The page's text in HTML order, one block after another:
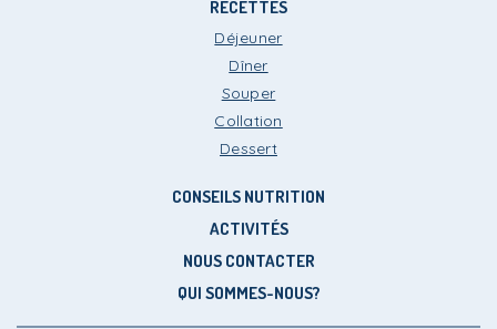
Le
Le
RECETTES
Déjeuner
Dîner
Souper
Collation
Dessert
CONSEILS NUTRITION
ACTIVITÉS
NOUS CONTACTER
QUI SOMMES-NOUS?